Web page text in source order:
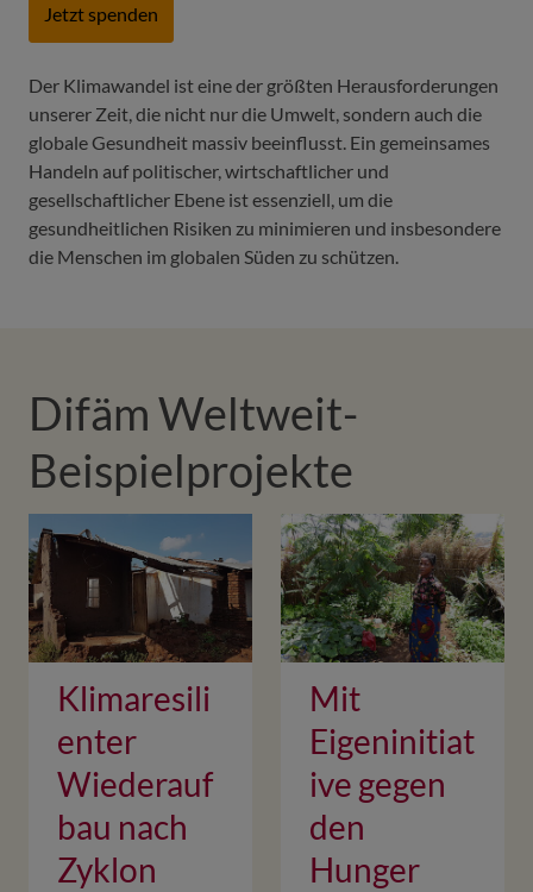
Jetzt spenden
Der Klimawandel ist eine der größten Herausforderungen
unserer Zeit, die nicht nur die Umwelt, sondern auch die
globale Gesundheit massiv beeinflusst. Ein gemeinsames
Handeln auf politischer, wirtschaftlicher und
gesellschaftlicher Ebene ist essenziell, um die
gesundheitlichen Risiken zu minimieren und insbesondere
die Menschen im globalen Süden zu schützen.
Difäm Weltweit-
Beispielprojekte
Klimaresili
enter
Wiederauf
bau nach
Zyklon
Mit
Eigeninitiat
ive gegen
den
Hunger